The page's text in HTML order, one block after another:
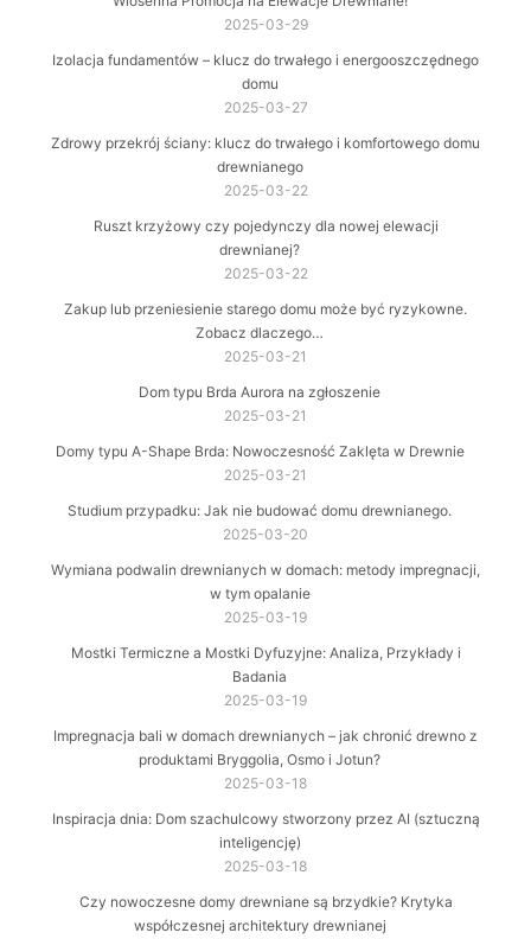
2025-03-29
Izolacja fundamentów – klucz do trwałego i energooszczędnego
domu
2025-03-27
Zdrowy przekrój ściany: klucz do trwałego i komfortowego domu
drewnianego
2025-03-22
Ruszt krzyżowy czy pojedynczy dla nowej elewacji
drewnianej?
2025-03-22
Zakup lub przeniesienie starego domu może być ryzykowne.
Zobacz dlaczego…
2025-03-21
Dom typu Brda Aurora na zgłoszenie
2025-03-21
Domy typu A-Shape Brda: Nowoczesność Zaklęta w Drewnie
2025-03-21
Studium przypadku: Jak nie budować domu drewnianego.
2025-03-20
Wymiana podwalin drewnianych w domach: metody impregnacji,
w tym opalanie
2025-03-19
Mostki Termiczne a Mostki Dyfuzyjne: Analiza, Przykłady i
Badania
2025-03-19
Impregnacja bali w domach drewnianych – jak chronić drewno z
produktami Bryggolia, Osmo i Jotun?
2025-03-18
Inspiracja dnia: Dom szachulcowy stworzony przez AI (sztuczną
inteligencję)
2025-03-18
Czy nowoczesne domy drewniane są brzydkie? Krytyka
współczesnej architektury drewnianej